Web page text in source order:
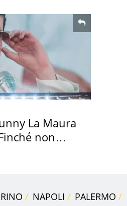
La Maura
non
NAPOLI
PALERMO